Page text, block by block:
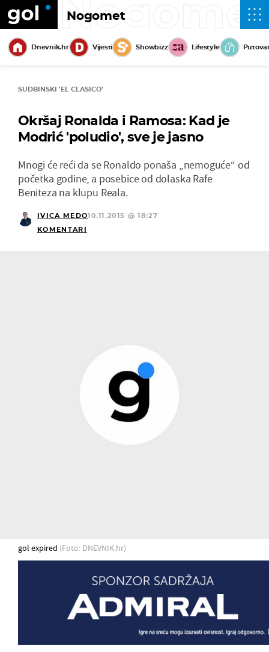
Nogomet
Dnevnik.hr Vijesti Showbizz Lifestyle
SUDBINSKI 'EL CLASICO'
Okršaj Ronalda i Ramosa: Kad je
Modrić 'poludio', sve je jasno
Mnogi će reći da se Ronaldo ponaša „nemoguće“ od
početka godine, a posebice od dolaska Rafe
Beniteza na klupu Reala.
IVICA MEDO10.11.2015 @ 18:27
KOMENTARI
gol expired (Foto: DNEVNIK.hr)